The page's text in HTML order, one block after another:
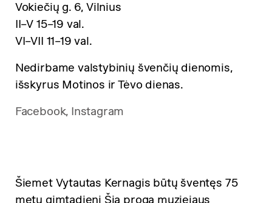
Šiemet Vytautas Kernagis būtų šventęs 75
metų gimtadienį Šia proga muziejaus
Vokiečių g. 6, Vilnius
II–V 15–19 val.
VI–VII 11–19 val.
Nedirbame valstybinių švenčių dienomis,
išskyrus Motinos ir Tėvo dienas.
Facebook, Instagram